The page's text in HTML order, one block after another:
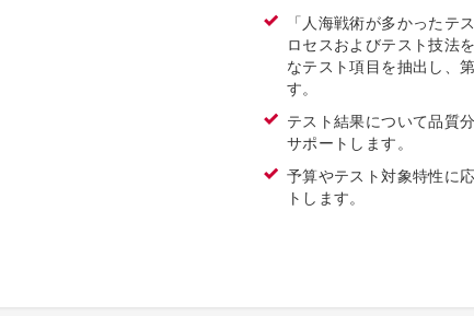
「人海戦術が多かったテ
ロセスおよびテスト技法
なテスト項目を抽出し、
す。
テスト結果について品質
サポートします。
予算やテスト対象特性に
トします。